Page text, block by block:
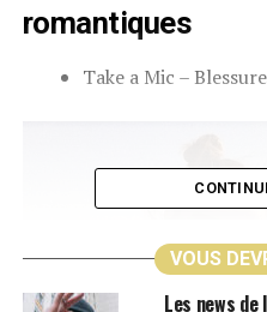
romantiques
Take a Mic –
VOUS
Les news